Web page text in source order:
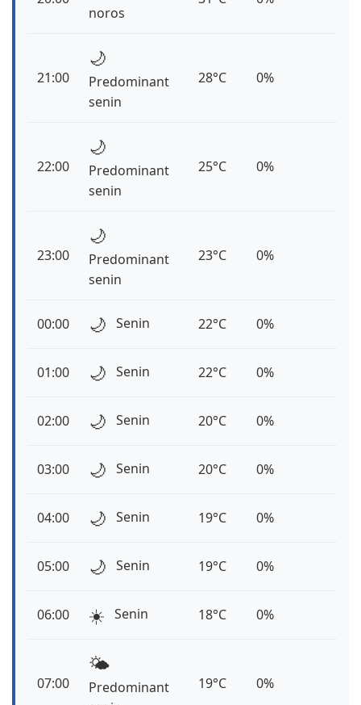
noros
21:00
🌙
Predominant
senin
28°C 0%
22:00
🌙
Predominant
senin
25°C 0%
23:00
🌙
Predominant
senin
23°C 0%
00:00 🌙 Senin 22°C 0%
01:00 🌙 Senin 22°C 0%
02:00 🌙 Senin 20°C 0%
03:00 🌙 Senin 20°C 0%
04:00 🌙 Senin 19°C 0%
05:00 🌙 Senin 19°C 0%
06:00 ☀️ Senin 18°C 0%
07:00
🌤️
Predominant
19°C 0%